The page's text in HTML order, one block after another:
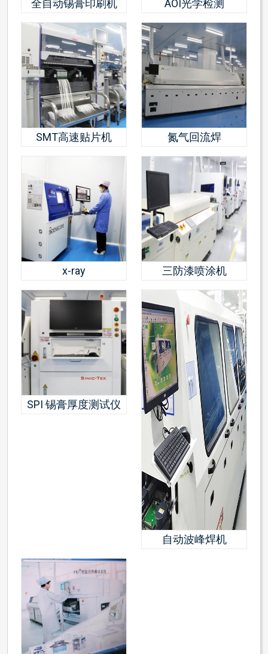
全自动锡膏印刷机 AOI光学检测
SMT高速贴片机 氮气回流焊
x-ray 三防漆喷涂机
SPI 锡膏厚度测试仪
自动波峰焊机